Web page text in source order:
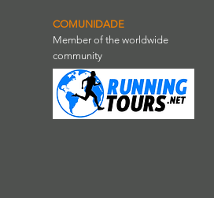
COMUNIDADE
Member of the worldwide
community